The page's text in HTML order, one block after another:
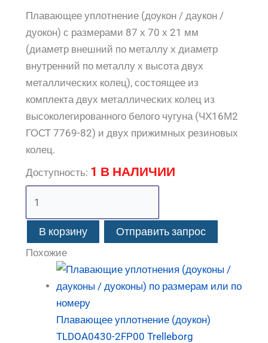
Плавающее уплотнение (доукон / даукон /
дуокон) с размерами 87 х 70 х 21 мм
(диаметр внешний по металлу х диаметр
внутренний по металлу х высота двух
металлических колец), состоящее из
комплекта двух металлических колец из
высоколегированного белого чугуна (ЧХ16М2
ГОСТ 7769-82) и двух прижимных резиновых
колец.
Доступность: 1 В НАЛИЧИИ
В корзину Отправить запрос
Похожие
Плавающее уплотнение (доукон)
TLDOA0430-2FP00 Trelleborg